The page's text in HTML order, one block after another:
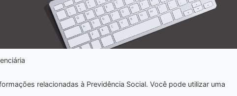
relacionadas à Previdência Social. Você pode utilizar uma